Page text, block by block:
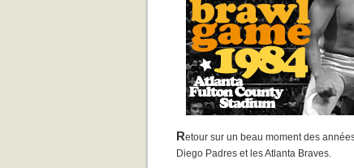
Retour sur un beau moment des
Diego Padres et les Atlanta Braves.